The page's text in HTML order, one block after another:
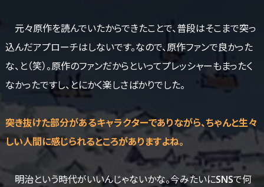
元々原作を読んでいたからできたことで、普段はそこまで突っ
込んだアプローチはしないです。なので、原作ファンで良かった
な、と（笑）。原作のファンだからといってプレッシャーもまったく
なかったですし、とにかく楽しさばかりでした。
――突き抜けた部分があるキャラクターでありながら、ちゃんと生々
しい人間に感じられるところがありますよね。
明治という時代がいいんじゃないかな。今みたいにSNSで何